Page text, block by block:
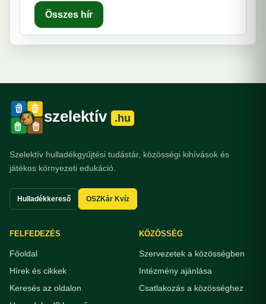
Összes hír
szelektív .hu
Szelektív hulladékgyűjtési tudástár, közösségi kihívások és
játékos környezeti edukáció.
Hulladékkereső OSZKár Kvíz
FELFEDEZÉS
Főoldal
Hírek és cikkek
Keresés az oldalon
KÖZÖSSÉG
Szervezetek a közösségben
Intézmény ajánlása
Csatlakozás a közösséghez